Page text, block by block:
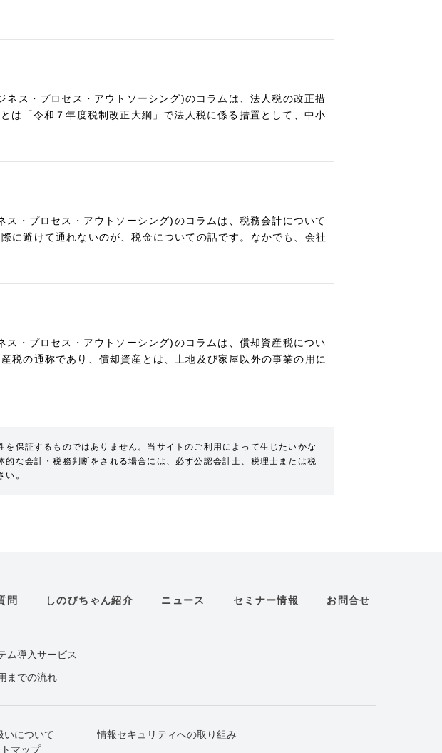
ス・プロセス・アウトソーシング)のコラムは、法人税の改正措
は「令和７年度税制改正大綱」で法人税に係る措置として、中小
・プロセス・アウトソーシング)のコラムは、税務会計について
に避けて通れないのが、税金についての話です。なかでも、会社
・プロセス・アウトソーシング)のコラムは、償却資産税につい
税の通称であり、償却資産とは、土地及び家屋以外の事業の用に
保証するものではありません。当サイトのご利用によって生じたいかな
な会計・税務判断をされる場合には、必ず公認会計士、税理士または税
。
問 しのびちゃん紹介 ニュース セミナー情報 お問合せ
ム導入サービス
までの流れ
いについて
情報セキュリティへの取り組み
マップ